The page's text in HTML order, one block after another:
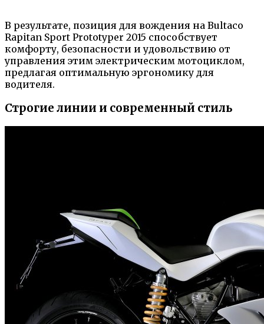
В результате, позиция для вождения на Bultaco
Rapitan Sport Prototyper 2015 способствует
комфорту, безопасности и удовольствию от
управления этим электрическим мотоциклом,
предлагая оптимальную эргономику для
водителя.
Строгие линии и современный стиль